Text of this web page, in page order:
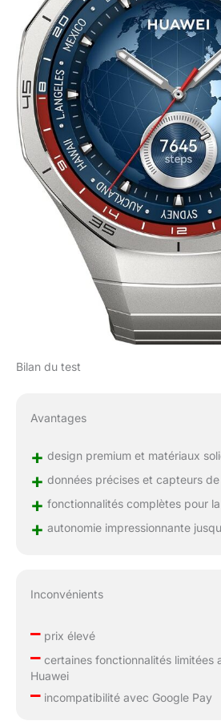
Bilan du test
Avantages
+ design premium et matériaux
+ données précises et capteurs
+ fonctionnalités complètes pour
+ autonomie impressionnante
Inconvénients
–prix élevé
–certaines fonctionnalités limitées
Huawei
–incompatibilité avec Google Pay